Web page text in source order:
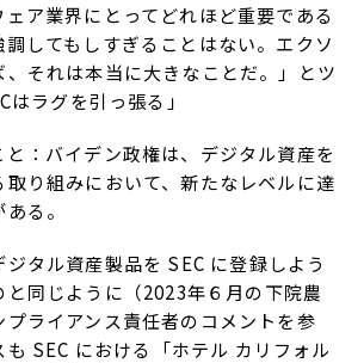
ェア業界にとってどれほど重要である
してもしすぎることはない。エクソ
、それは本当に大きなことだ。」とツ
はラグを引っ張る」
：バイデン政権は、デジタル資産を
取り組みにおいて、新たなレベルに達
る。
タル資産製品を SEC に登録しよう
と同じように（2023年６月の下院農
プライアンス責任者のコメントを参
SEC における「ホテル カリフォル